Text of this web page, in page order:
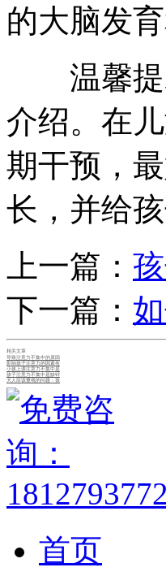
的大脑发
温馨提
介绍。在
期干预，
长，并给
上一篇：
下一篇：
相关文章
导致注意力不集中的原因
影响孩子注意力的因素有
小孩上课注意力不集中是
孩子注意力不集中是缺锌
大人应该重视的问题：孩
首页